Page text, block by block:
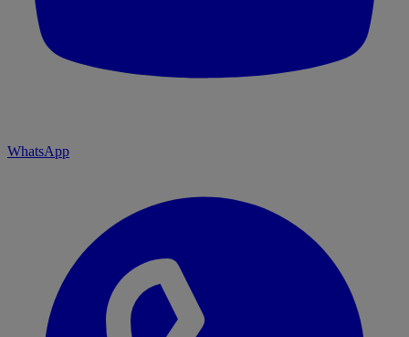
WhatsApp